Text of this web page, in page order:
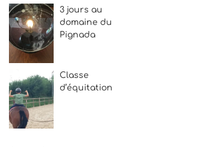
3 jours au
domaine du
Pignada
Classe
d’équitation